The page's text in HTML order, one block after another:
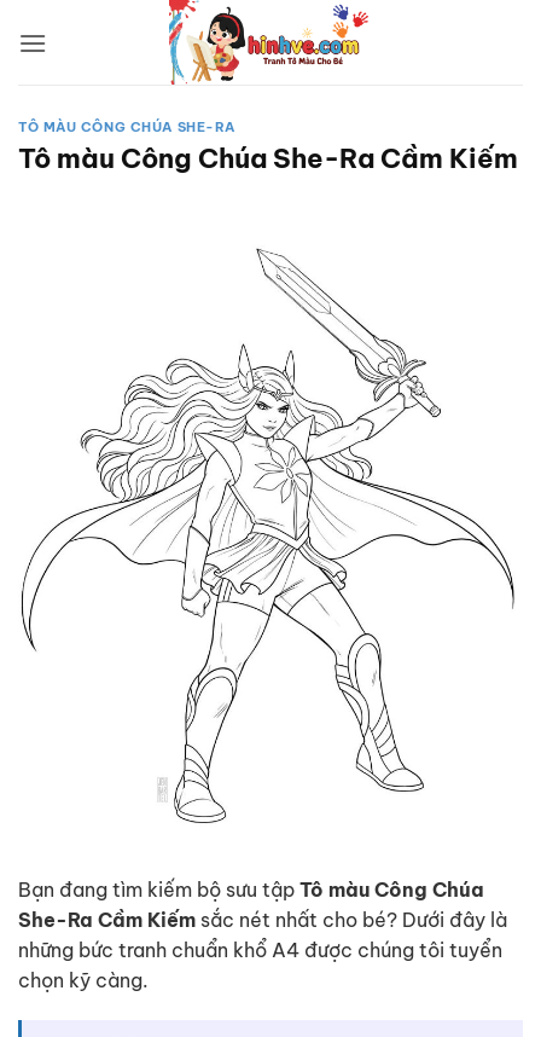
qua
TÔ MÀU CÔNG CHÚA SHE-RA
Tô màu Công Chúa She-Ra Cầm Kiếm
Bạn đang tìm kiếm bộ sưu tập Tô màu Công Chúa
She-Ra Cầm Kiếm sắc nét nhất cho bé? Dưới đây là
những bức tranh chuẩn khổ A4 được chúng tôi tuyển
chọn kỹ càng.